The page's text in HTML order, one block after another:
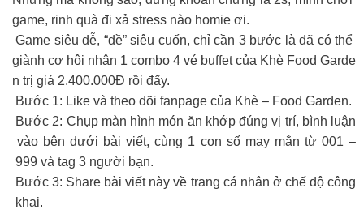
game, rinh quà đi xả stress nào homie ơi.
Game siêu dễ, “đề” siêu cuốn, chỉ cần 3 bước là đã có thể
giành cơ hội nhận 1 combo 4 vé buffet của Khè Food Garde
n trị giá 2.400.000Đ rồi đấy.
Bước 1: Like và theo dõi fanpage của Khè – Food Garden.
Bước 2: Chụp màn hình món ăn khớp đúng vị trí, bình luận
vào bên dưới bài viết, cùng 1 con số may mắn từ 001 –
999 và tag 3 người bạn.
Bước 3: Share bài viết này về trang cá nhân ở chế độ công
khai.